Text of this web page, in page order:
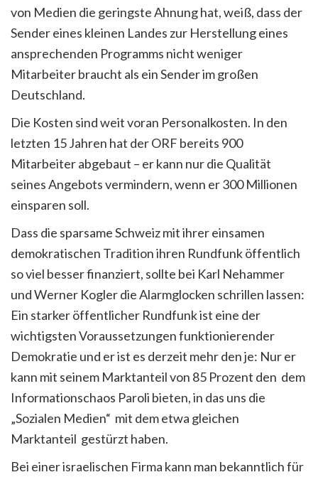
von Medien die geringste Ahnung hat, weiß, dass der
Sender eines kleinen Landes zur Herstellung eines
ansprechenden Programms nicht weniger
Mitarbeiter braucht als ein Sender im großen
Deutschland.
Die Kosten sind weit voran Personalkosten. In den
letzten 15 Jahren hat der ORF bereits 900
Mitarbeiter abgebaut – er kann nur die Qualität
seines Angebots vermindern, wenn er 300 Millionen
einsparen soll.
Dass die sparsame Schweiz mit ihrer einsamen
demokratischen Tradition ihren Rundfunk öffentlich
so viel besser finanziert, sollte bei Karl Nehammer
und Werner Kogler die Alarmglocken schrillen lassen:
Ein starker öffentlicher Rundfunk ist eine der
wichtigsten Voraussetzungen funktionierender
Demokratie und er ist es derzeit mehr den je: Nur er
kann mit seinem Marktanteil von 85 Prozent den dem
Informationschaos Paroli bieten, in das uns die
„Sozialen Medien“ mit dem etwa gleichen
Marktanteil gestürzt haben.
Bei einer israelischen Firma kann man bekanntlich für